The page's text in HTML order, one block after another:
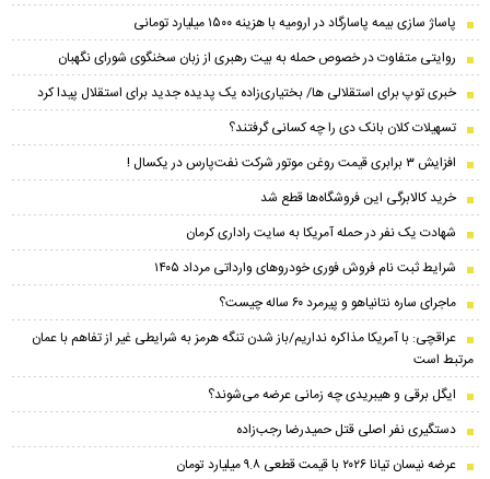
پاساژ سازی بیمه پاسارگاد در ارومیه با هزینه ۱۵۰۰ میلیارد تومانی
روایتی متفاوت در خصوص حمله به بیت رهبری از زبان سخنگوی شورای نگهبان
خبری توپ برای استقلالی ها/ بختیاری‌زاده یک پدیده جدید برای استقلال پیدا کرد
تسهیلات کلان بانک دی را چه کسانی گرفتند؟
افزایش ۳ برابری قیمت روغن موتور شرکت نفت‌پارس در یکسال !
خرید کالابرگی این فروشگاه‌ها قطع شد
شهادت یک نفر در حمله آمریکا به سایت راداری کرمان
شرایط ثبت نام فروش فوری خودرو‌های وارداتی مرداد ۱۴۰۵
ماجرای ساره نتانیاهو و پیرمرد ۶۰ ساله چیست؟
عراقچی: با آمریکا مذاکره نداریم/باز شدن تنگه هرمز به شرایطی غیر از تفاهم با عمان
مرتبط است
ایگل برقی و هیبریدی چه زمانی عرضه می‌شوند؟
دستگیری نفر اصلی قتل حمیدرضا رجب‌زاده
عرضه نیسان تیانا ۲۰۲۶ با قیمت قطعی ۹.۸ میلیارد تومان